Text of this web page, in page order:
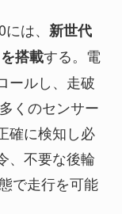
は、 新世代
搭載する。電
ールし、走破
くのセンサー
確に検知し必
、不要な後輪
で走行を可能